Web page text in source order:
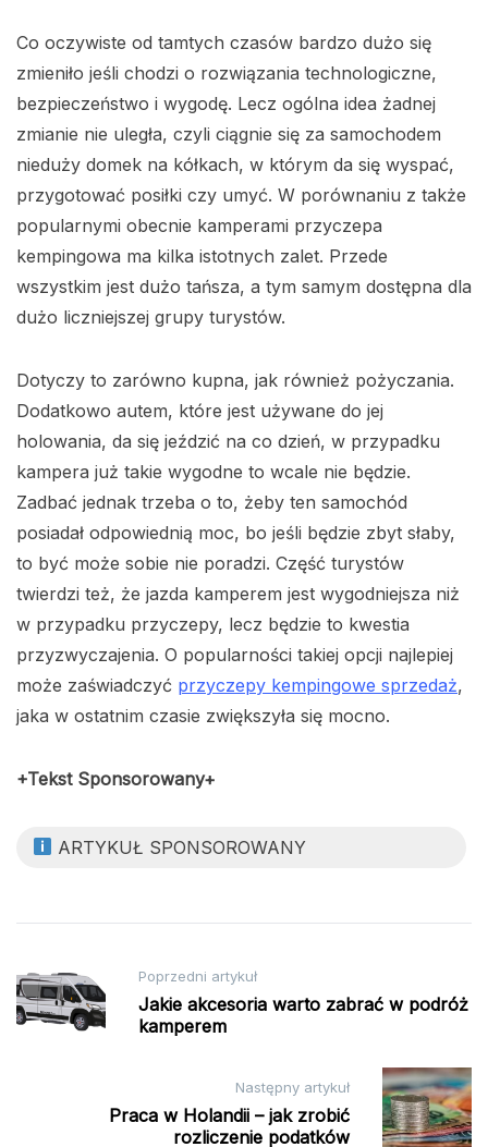
Co oczywiste od tamtych czasów bardzo dużo się
zmieniło jeśli chodzi o rozwiązania technologiczne,
bezpieczeństwo i wygodę. Lecz ogólna idea żadnej
zmianie nie uległa, czyli ciągnie się za samochodem
nieduży domek na kółkach, w którym da się wyspać,
przygotować posiłki czy umyć. W porównaniu z także
popularnymi obecnie kamperami przyczepa
kempingowa ma kilka istotnych zalet. Przede
wszystkim jest dużo tańsza, a tym samym dostępna dla
dużo liczniejszej grupy turystów.
Dotyczy to zarówno kupna, jak również pożyczania.
Dodatkowo autem, które jest używane do jej
holowania, da się jeździć na co dzień, w przypadku
kampera już takie wygodne to wcale nie będzie.
Zadbać jednak trzeba o to, żeby ten samochód
posiadał odpowiednią moc, bo jeśli będzie zbyt słaby,
to być może sobie nie poradzi. Część turystów
twierdzi też, że jazda kamperem jest wygodniejsza niż
w przypadku przyczepy, lecz będzie to kwestia
przyzwyczajenia. O popularności takiej opcji najlepiej
może zaświadczyć przyczepy kempingowe sprzedaż,
jaka w ostatnim czasie zwiększyła się mocno.
+Tekst Sponsorowany+
ARTYKUŁ SPONSOROWANY
Nawigacja
wpisu
Poprzedni artykuł
Jakie akcesoria warto zabrać w podróż
kamperem
Następny artykuł
Praca w Holandii – jak zrobić
rozliczenie podatków